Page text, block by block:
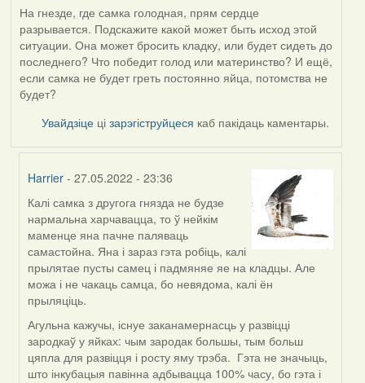
На гнезде, где самка голодная, прям сердце
разрывается. Подскажите какой может быть исход этой
ситуации. Она может бросить кладку, или будет сидеть до
последнего? Что победит голод или материнство? И ещё,
если самка не будет греть постоянно яйца, потомства не
будет?
Увайдзіце цізарэгіструйцеся каб пакідаць каментары.
Harrier - 27.05.2022 - 23:36
In
reply
to
by
09Алена
Калі самка з другога гнязда не будзе
нармальна харчавацца, то ў нейкім
маменце яна пачне паляваць
самастойна. Яна і зараз гэта робіць, калі
прылятае пусты самец і падмяняе яе на кладцы. Але
можа і не чакаць самца, бо невядома, калі ён
прыляціць.
Агульна кажучы, існуе заканамернасць у развіцці
зародкаў у яйках: чым зародак большы, тым больш
цяпла для развіцця і росту яму трэба. Гэта не значыць,
што інкубацыя павінна адбывацца 100% часу, бо гэта і